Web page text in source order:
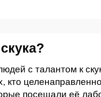
с талантом к
целенаправленно
посещали её